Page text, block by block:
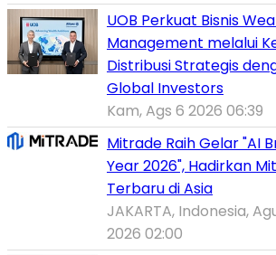
UOB Perkuat Bisnis
Management melalui
Distribusi Strategis
Global Investors
Kam, Ags 6 2026 06:39
Mitrade Raih Gelar "AI
Year 2026", Hadirkan
Terbaru di Asia
JAKARTA, Indonesia,
2026 02:00